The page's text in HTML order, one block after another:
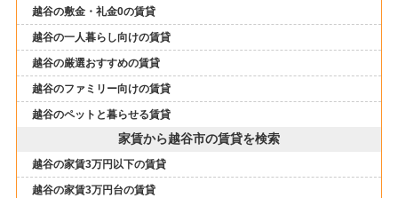
越谷の敷金・礼金0の賃貸
越谷の一人暮らし向けの賃貸
越谷の厳選おすすめの賃貸
越谷のファミリー向けの賃貸
越谷のペットと暮らせる賃貸
家賃から越谷市の賃貸を検索
越谷の家賃3万円以下の賃貸
越谷の家賃3万円台の賃貸